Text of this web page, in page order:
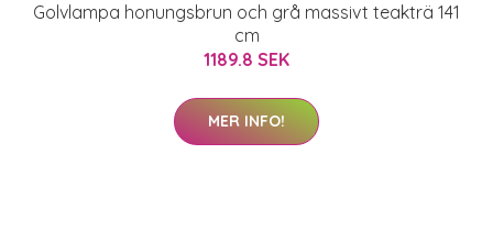
Golvlampa honungsbrun och grå massivt teakträ 141
cm
1189.8 SEK
MER INFO!